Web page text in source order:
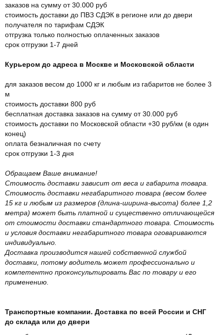
заказов на сумму от 30.000 руб
стоимость доставки до ПВЗ СДЭК в регионе или до двери
получателя по тарифам СДЭК
отгрузка только полностью оплаченных заказов
срок отгрузки 1-7 дней
Курьером до адреса в Москве и Московской области
для заказов весом до 1000 кг и любым из габаритов не более 3
м
стоимость доставки 800 руб
бесплатная доставка заказов на сумму от 30.000 руб
стоимость доставки по Московской области +30 руб/км (в один
конец)
оплата безналичная по счету
срок отгрузки 1-3 дня
Обращаем Ваше внимание!
Стоимость доставки зависит от веса и габарита товара.
Стоимость доставки негабаритного товара (весом более
15 кг и любым из размеров (длина-ширина-высота) более 1,2
метра) может быть платной и существенно отличающейся
от стоимости доставки стандартного товара. Стоимость
и условия доставки негабаритного товара оговариваются
индивидуально.
Доставка производится нашей собственной службой
доставки, потому водитель может профессионально и
компетентно проконсультировать Вас по товару и его
применению.
Транспортные компании. Доставка по всей России и СНГ
до склада или до двери